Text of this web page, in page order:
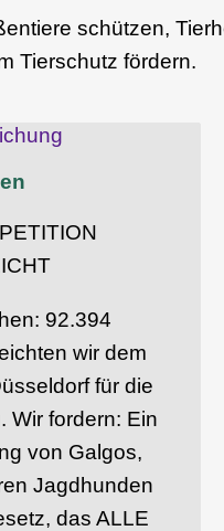
schützen,
Tierschutz fördern.
92.394
wir dem
für die
Wir fordern: Ein
von Galgos,
Jagdhunden
das ALLE